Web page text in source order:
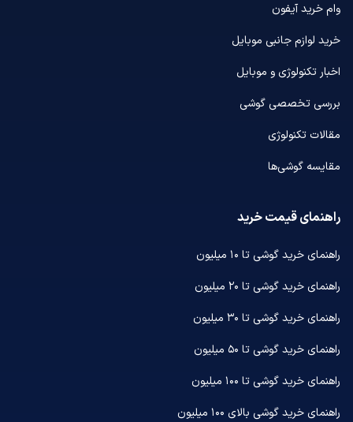
وام خرید آیفون
خرید لوازم جانبی موبایل
اخبار تکنولوژی و موبایل
بررسی تخصصی گوشی
مقالات تکنولوژی
مقایسه گوشی‌ها
راهنمای قیمت خرید
راهنمای خرید گوشی تا ۱۰ میلیون
راهنمای خرید گوشی تا ۲۰ میلیون
راهنمای خرید گوشی تا ۳۰ میلیون
راهنمای خرید گوشی تا ۵۰ میلیون
راهنمای خرید گوشی تا ۱۰۰ میلیون
راهنمای خرید گوشی بالای ۱۰۰ میلیون